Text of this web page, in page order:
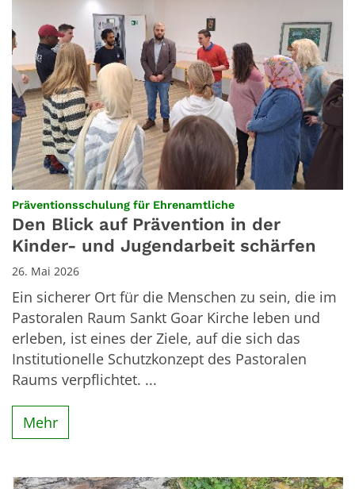
Präventionsschulung für Ehrenamtliche:
Den Blick auf Prävention in der
Kinder- und Jugendarbeit schärfen
26. Mai 2026
Ein sicherer Ort für die Menschen zu sein, die im
Pastoralen Raum Sankt Goar Kirche leben und
erleben, ist eines der Ziele, auf die sich das
Institutionelle Schutzkonzept des Pastoralen
Raums verpflichtet. ...
Mehr